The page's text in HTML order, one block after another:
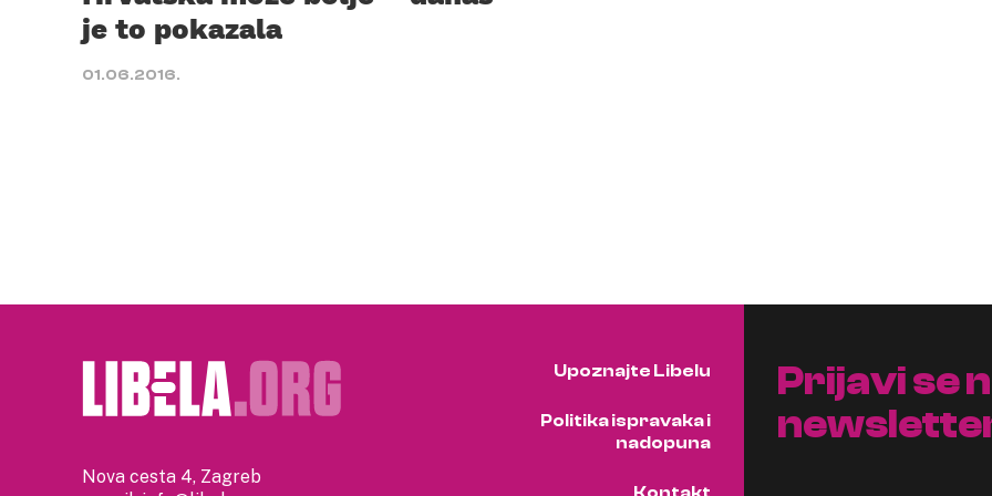
je to pokazala
01.06.2016.
Nova cesta 4, Zagreb
Upoznajte Libelu
Politika ispravaka i
nadopuna
Prijavi se